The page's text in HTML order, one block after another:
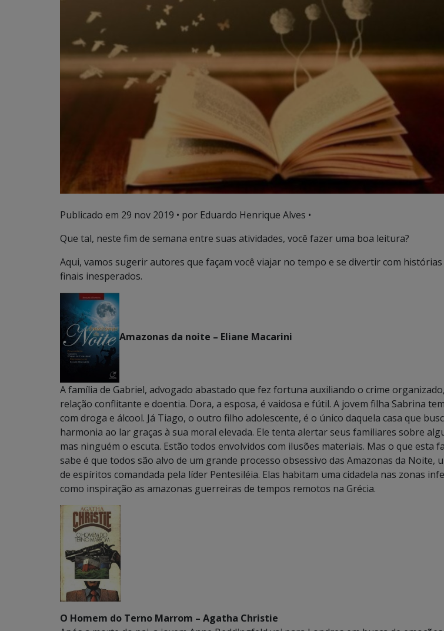
Publicado em 29 nov 2019 • por Eduardo Henrique Alves •
Que tal, neste fim de semana entre suas atividades, você fazer uma boa leitura?
Aqui, vamos sugerir autores que façam você viajar no tempo e se divertir com
finais inesperados.
Amazonas da noite – Eliane Macarini
A família de Gabriel, advogado abastado que fez fortuna auxiliando o crime
relação conflitante e doentia. Dora, a esposa, é vaidosa e fútil. A jovem filha Sabrina
com droga e álcool. Já Tiago, o outro filho adolescente, é o único daquela casa que
harmonia ao lar graças à sua moral elevada. Ele tenta alertar seus familiares sobre
mas ninguém o escuta. Estão todos envolvidos com ilusões materiais. Mas o que esta
sabe é que todos são alvo de um grande processo obsessivo das Amazonas da Noite,
de espíritos comandada pela líder Pentesiléia. Elas habitam uma cidadela nas zonas
como inspiração as amazonas guerreiras de tempos remotos na Grécia.
O Homem do Terno Marrom – Agatha Christie